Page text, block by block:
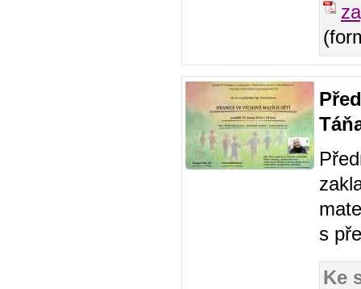
s
Ke